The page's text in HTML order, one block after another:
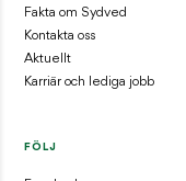
Fakta om Sydved
Kontakta oss
Aktuellt
Karriär och lediga jobb
FÖLJ